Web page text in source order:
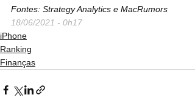
Fontes: Strategy Analytics e MacRumors
18/06/2021 - 0h17
iPhone
Ranking
Finanças